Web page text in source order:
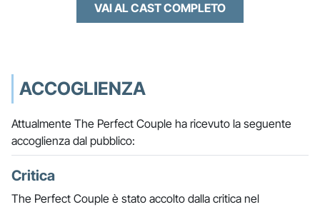
VAI AL CAST COMPLETO
ACCOGLIENZA
Attualmente The Perfect Couple ha ricevuto la seguente
accoglienza dal pubblico:
Critica
The Perfect Couple è stato accolto dalla critica nel